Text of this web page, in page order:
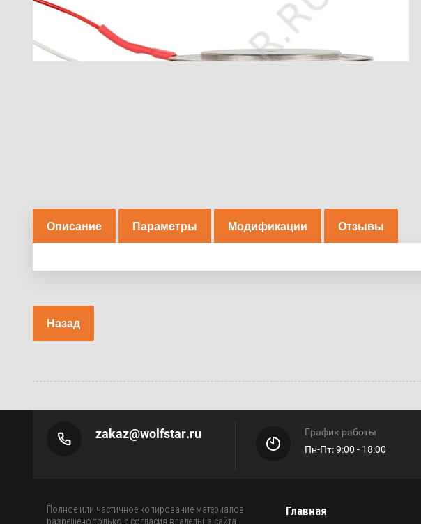
Описание Параметры Модификации Отзывы
Назад
zakaz@wolfstar.ru
График работы
Пн-Пт: 9:00 - 18:00
Полное или частичное копирование материалов
разрешено только с согласия владельца сайта
Главная